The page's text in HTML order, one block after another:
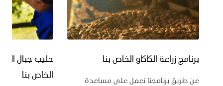
برنامج زراعة الكاكاو الخاص بنا
عن طريق برنامجنا نعمل على مساعدة
حليب جبال
الخاص بنا